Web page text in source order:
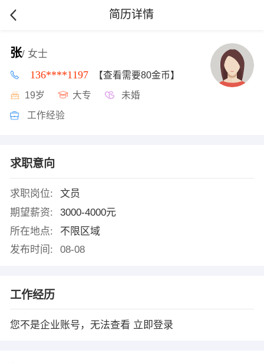
简历详情
张/ 女士
136****1197 【查看需要80金币】
19岁 大专 未婚
工作经验
求职意向
求职岗位:
文员
期望薪资:
3000-4000元
所在地点:
不限区域
发布时间:
08-08
工作经历
您不是企业账号，无法查看 立即登录